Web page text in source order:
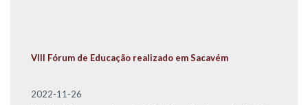
VIII Fórum de Educação realizado em Sacavém
2022-11-26